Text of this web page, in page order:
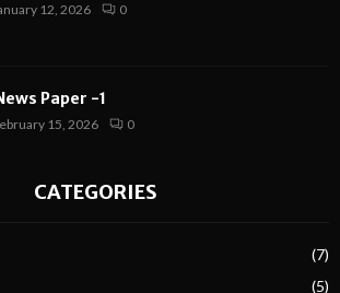
12, 2026 0
Paper -1
15, 2026 0
CATEGORIES
(7)
(5)